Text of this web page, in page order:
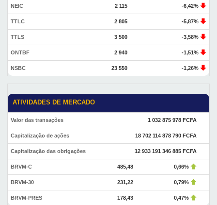
NEIC 2 115 -6,42%
TTLC 2 805 -5,87%
TTLS 3 500 -3,58%
ONTBF 2 940 -1,51%
NSBC 23 550 -1,26%
ATIVIDADES DE MERCADO
Valor das transações 1 032 875 978 FCFA
Capitalização de ações 18 702 114 878 790 FCFA
Capitalização das obrigações 12 933 191 346 885 FCFA
BRVM-C 485,48 0,66%
BRVM-30 231,22 0,79%
BRVM-PRES 178,43 0,47%